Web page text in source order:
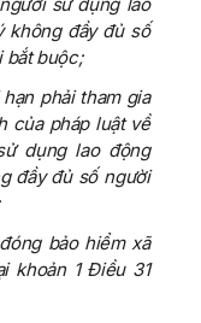
không đầy đủ số
bắt buộc;
phải tham gia
của pháp luật về
dụng lao động
đầy đủ số người
bảo hiểm xã
khoản 1 Điều 31